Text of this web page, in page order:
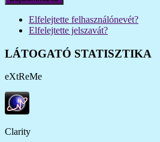
Elfelejtette felhasználónevét?
Elfelejtette jelszavát?
LÁTOGATÓ STATISZTIKA
eXtReMe
Clarity